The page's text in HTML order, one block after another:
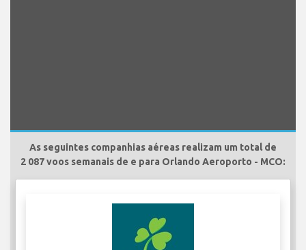
As seguintes companhias aéreas realizam um total de
2 087 voos semanais de e para Orlando Aeroporto - MCO: